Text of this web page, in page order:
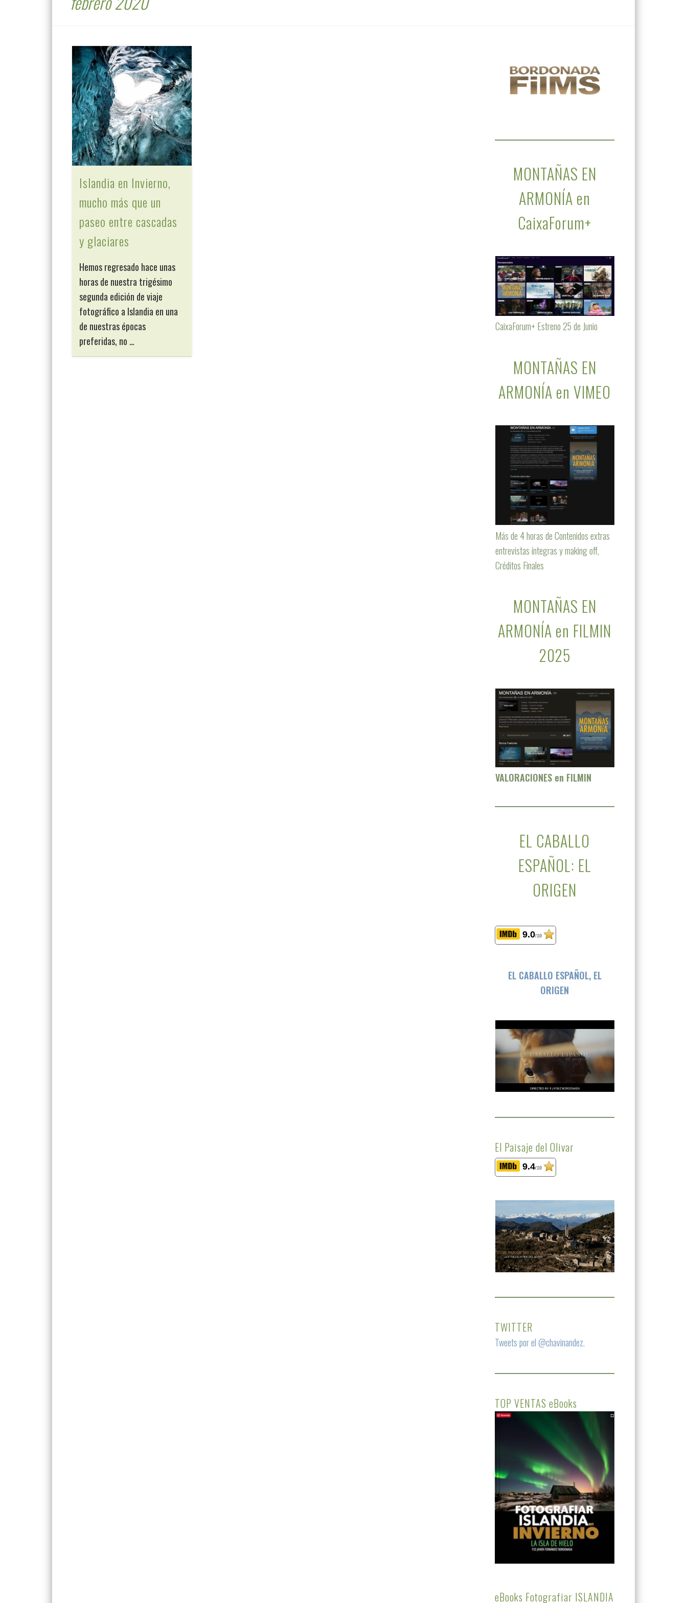
Islandia en Invierno,
mucho más que un
paseo entre cascadas
y glaciares
Hemos regresado hace unas
horas de nuestra trigésimo
segunda edición de viaje
fotográfico a Islandia en una
de nuestras épocas
preferidas, no …
MONTAÑAS EN
ARMONÍA en
CaixaForum+
CaixaForum+ Estreno 25 de Junio
MONTAÑAS EN
ARMONÍA en VIMEO
Más de 4 horas de Contenidos extras
entrevistas íntegras y making off,
Créditos Finales
MONTAÑAS EN
ARMONÍA en FILMIN
2025
VALORACIONES en FILMIN
EL CABALLO
ESPAÑOL: EL
ORIGEN
9.0/10
EL CABALLO ESPAÑOL, EL
ORIGEN
El Paisaje del Olivar
9.4/10
TWITTER
Tweets por el @chavinandez.
TOP VENTAS eBooks
eBooks Fotografiar ISLANDIA